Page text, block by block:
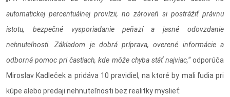
automatickej percentuálnej provízii, no zároveň si postrážiť právnu
istotu, bezpečné vysporiadanie peňazí a jasné odovzdanie
nehnuteľnosti. Základom je dobrá príprava, overené informácie a
odborná pomoc pri častiach, kde môže chyba stáť najviac,“odporúča
Miroslav Kadleček a pridáva 10 pravidiel, na ktoré by mali ľudia pri
kúpe alebo predaji nehnuteľnosti bez realitky myslieť: